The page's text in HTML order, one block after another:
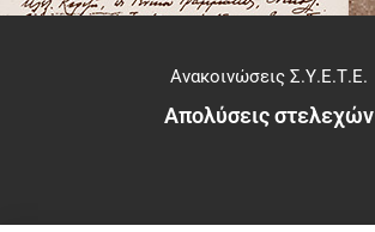
Ανακοινώσεις Σ.Υ.Ε.Τ.Ε.
Απολύσεις στελεχών